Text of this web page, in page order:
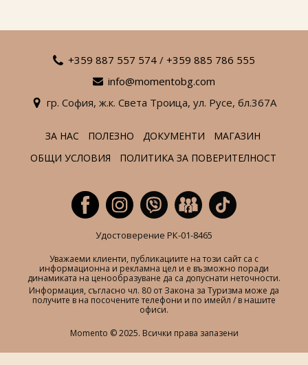
+359 887 557 574 / +359 885 786 555
info@momentobg.com
гр. София, ж.к. Света Троица, ул. Русе, бл.367А
ЗА НАС ПОЛЕЗНО ДОКУМЕНТИ
МАГАЗИН
ОБЩИ УСЛОВИЯ
ПОЛИТИКА ЗА ПОВЕРИТЕЛНОСТ
Удостоверение РК-01-8465
Уважаеми клиенти, публикациите на този сайт са с
информационна и рекламна цел и е възможно поради
динамиката на ценообразуване да са допуснати неточности.
Информация, съгласно чл. 80 от Закона за Туризма може да
получите в на посочените телефони и по имейл / в нашите
офиси.
Momento © 2025. Всички права запазени